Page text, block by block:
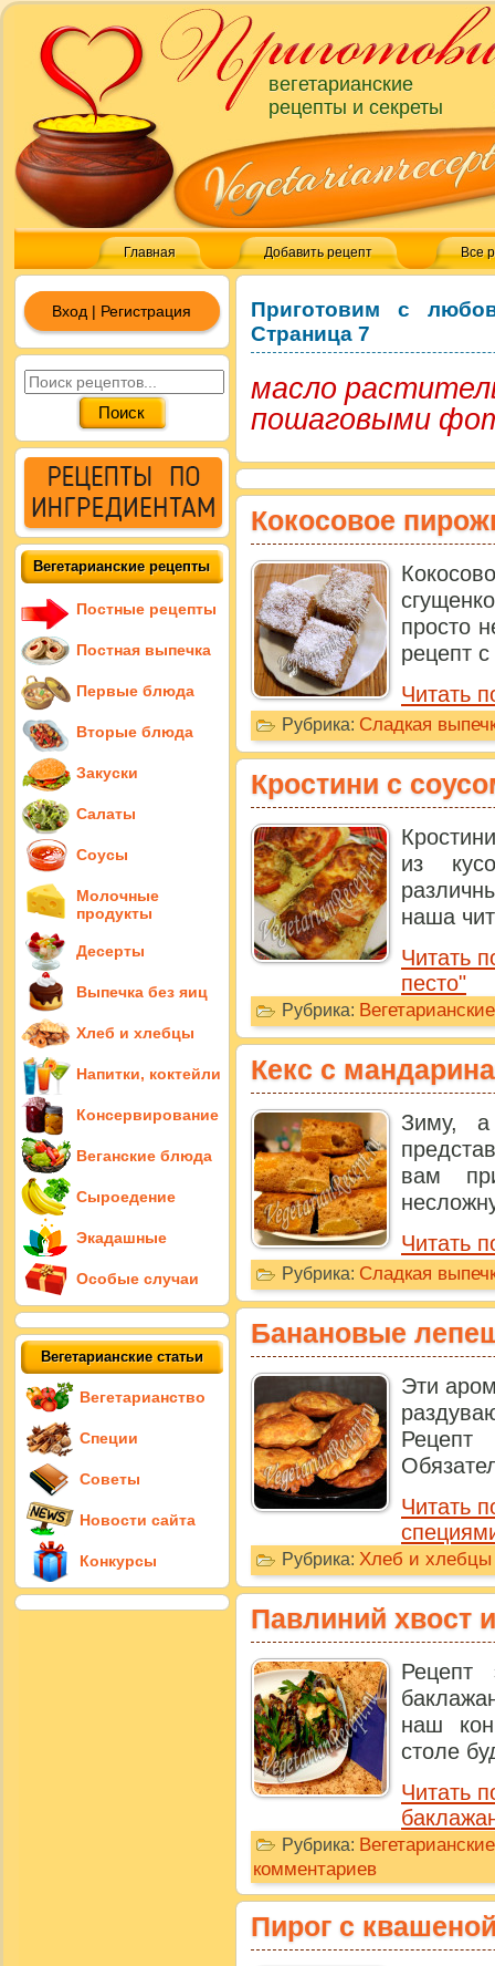
вегетарианские
рецепты и секреты
Главная Добавить рецепт Все
Приготовим с
Страница 7
масло
пошаговыми
Кокосовое
просто
рецепт
Читать
Рубрика: Сладкая
Кростини с
из
наша
Читать
песто"
Рубрика:
Кекс с
Зиму,
вам
Читать
Рубрика: Сладкая
Банановые
Эти
Читать
Рубрика: Хлеб и хлебцы
Павлиний хвост
Рецепт
наш
столе
Читать
Рубрика:
комментариев
Пирог с
Вход | Регистрация
Вегетарианские рецепты
Постные рецепты
Постная выпечка
Первые блюда
Вторые блюда
Закуски
Салаты
Соусы
Молочные
продукты
Десерты
Выпечка без яиц
Хлеб и хлебцы
Напитки, коктейли
Консервирование
Веганские блюда
Сыроедение
Экадашные
Особые случаи
Вегетарианские статьи
Вегетарианство
Специи
Советы
Новости сайта
Конкурсы